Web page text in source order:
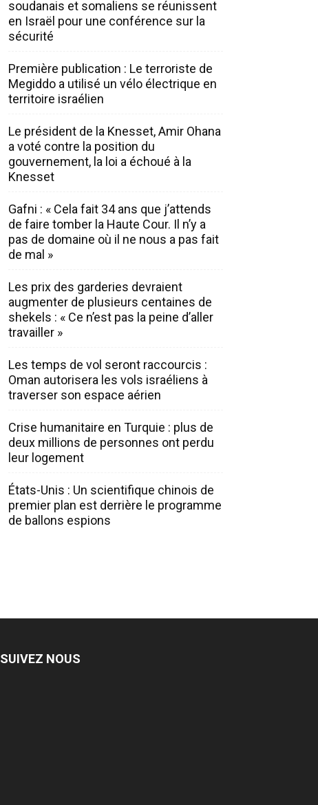
soudanais et somaliens se réunissent
en Israël pour une conférence sur la
sécurité
Première publication : Le terroriste de
Megiddo a utilisé un vélo électrique en
territoire israélien
Le président de la Knesset, Amir Ohana
a voté contre la position du
gouvernement, la loi a échoué à la
Knesset
Gafni : « Cela fait 34 ans que j’attends
de faire tomber la Haute Cour. Il n’y a
pas de domaine où il ne nous a pas fait
de mal »
Les prix des garderies devraient
augmenter de plusieurs centaines de
shekels : « Ce n’est pas la peine d’aller
travailler »
Les temps de vol seront raccourcis :
Oman autorisera les vols israéliens à
traverser son espace aérien
Crise humanitaire en Turquie : plus de
deux millions de personnes ont perdu
leur logement
États-Unis : Un scientifique chinois de
premier plan est derrière le programme
de ballons espions
SUIVEZ NOUS